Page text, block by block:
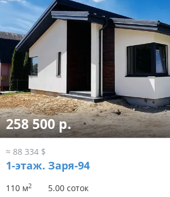
258 500 р.
≈ 88 334 $
1-этаж. Заря-94
110 м2 5.00 соток